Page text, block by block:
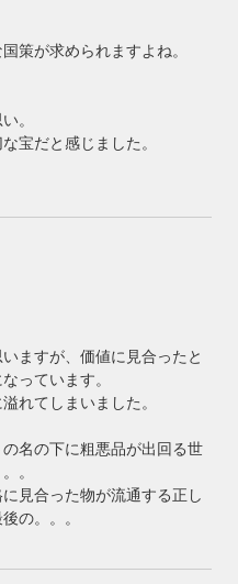
策が求められますよね。
。
宝だと感じました。
ますが、価値に見合ったと
っています。
れてしまいました。
名の下に粗悪品が出回る世
。
見合った物が流通する正し
の。。。